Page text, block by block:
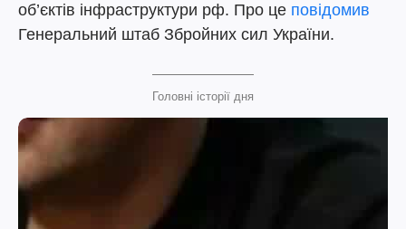
об’єктів інфраструктури рф. Про це повідомив
Генеральний штаб Збройних сил України.
Головні історії дня